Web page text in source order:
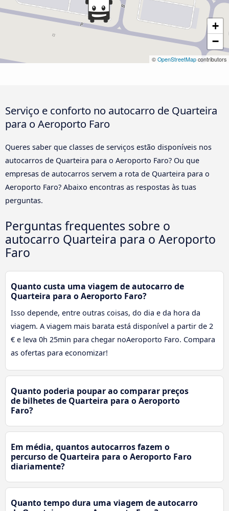
+
−
© OpenStreetMap contributors
Serviço e conforto no autocarro de Quarteira
para o Aeroporto Faro
Queres saber que classes de serviços estão disponíveis nos
autocarros de Quarteira para o Aeroporto Faro? Ou que
empresas de autocarros servem a rota de Quarteira para o
Aeroporto Faro? Abaixo encontras as respostas às tuas
perguntas.
Perguntas frequentes sobre o
autocarro Quarteira para o Aeroporto
Faro
Quanto custa uma viagem de autocarro de
Quarteira para o Aeroporto Faro?
Isso depende, entre outras coisas, do dia e da hora da
viagem. A viagem mais barata está disponível a partir de 2
€ e leva 0h 25min para chegar noAeroporto Faro. Compara
as ofertas para economizar!
Quanto poderia poupar ao comparar preços
de bilhetes de Quarteira para o Aeroporto
Faro?
Em média, quantos autocarros fazem o
percurso de Quarteira para o Aeroporto Faro
diariamente?
Quanto tempo dura uma viagem de autocarro